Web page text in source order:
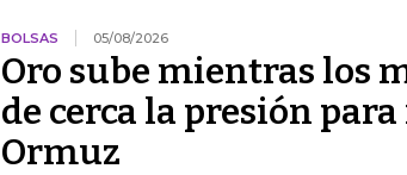
BOLSAS 05/08/2026
Oro sube mientras los
de cerca la presión
Ormuz